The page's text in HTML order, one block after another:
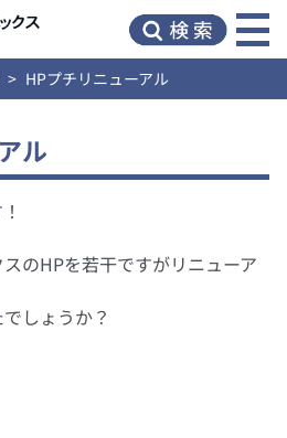
HPプチリニューアル
ル
のHPを若干ですがリニューア
しょうか？